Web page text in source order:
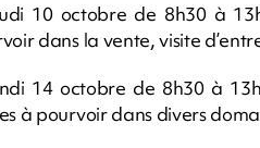
10 octobre de 8h30 à
dans la vente, visite
14 octobre de 8h30 à
à pourvoir dans divers